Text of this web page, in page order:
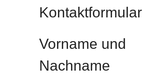
Vorname und
Nachname